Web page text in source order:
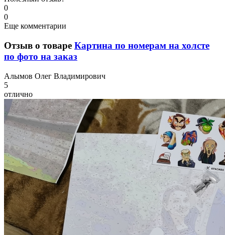
0
0
Еще комментарии
Отзыв о товаре Картина по номерам на холсте
по фото на заказ
Алымов Олег Владимирович
5
отлично